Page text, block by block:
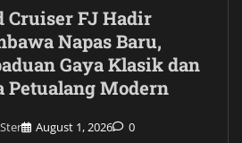
Cruiser FJ Hadir
Napas Baru,
Gaya Klasik dan
Petualang Modern
August 1, 2026 0